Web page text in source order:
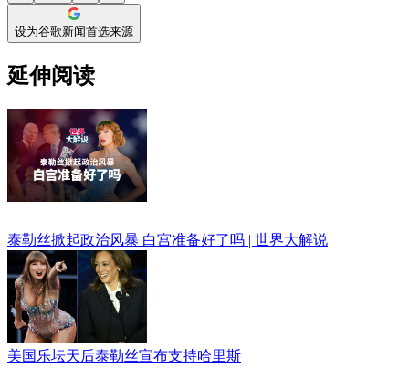
设为谷歌新闻首选来源
延伸阅读
泰勒丝掀起政治风暴 白宫准备好了吗 | 世界大解说
美国乐坛天后泰勒丝宣布支持哈里斯